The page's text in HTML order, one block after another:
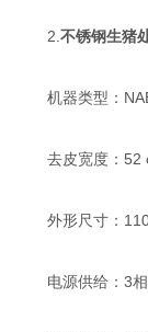
2.不锈钢生猪
机器类型：
去皮宽度：52
外形尺寸：
电源供给：3相